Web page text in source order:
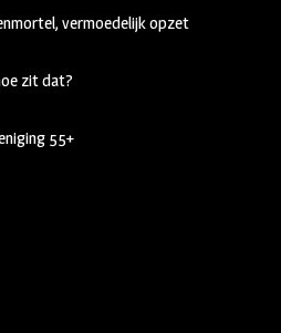
vermoedelijk opzet
zit dat?
55+